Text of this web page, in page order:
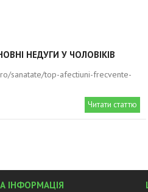
НЕДУГИ У ЧОЛОВІКІВ
sanatate/top-afectiuni-frecvente-
Читати статтю
ІНФОРМАЦІЯ